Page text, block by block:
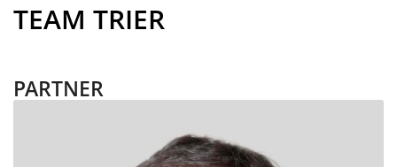
TEAM TRIER
PARTNER